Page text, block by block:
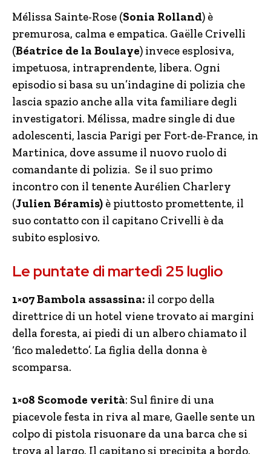
Mélissa Sainte-Rose (Sonia Rolland) è
premurosa, calma e empatica. Gaëlle Crivelli
(Béatrice de la Boulaye) invece esplosiva,
impetuosa, intraprendente, libera. Ogni
episodio si basa su un’indagine di polizia che
lascia spazio anche alla vita familiare degli
investigatori. Mélissa, madre single di due
adolescenti, lascia Parigi per Fort-de-France, in
Martinica, dove assume il nuovo ruolo di
comandante di polizia. Se il suo primo
incontro con il tenente Aurélien Charlery
(Julien Béramis) è piuttosto promettente, il
suo contatto con il capitano Crivelli è da
subito esplosivo.
Le puntate di martedì 25 luglio
1×07 Bambola assassina: il corpo della
direttrice di un hotel viene trovato ai margini
della foresta, ai piedi di un albero chiamato il
‘fico maledetto’. La figlia della donna è
scomparsa.
1×08 Scomode verità: Sul finire di una
piacevole festa in riva al mare, Gaelle sente un
colpo di pistola risuonare da una barca che si
trova al largo. Il capitano si precipita a bordo.